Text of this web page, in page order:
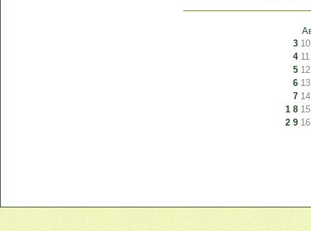
3 10
4 11
5 12
6 13
7 14
1 8 15
2 9 16